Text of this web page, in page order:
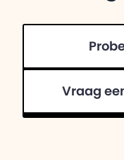
Vraag